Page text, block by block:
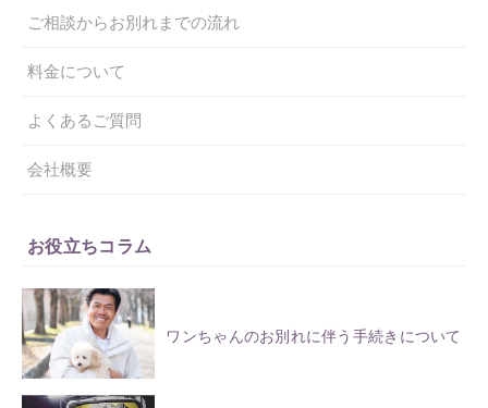
ご相談からお別れまでの流れ
料金について
よくあるご質問
会社概要
お役立ちコラム
ワンちゃんのお別れに伴う手続きについて